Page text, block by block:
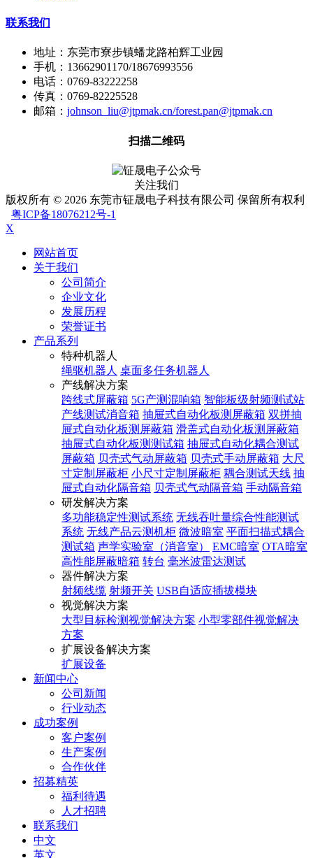
联系我们
地址：东莞市寮步镇蟠龙路柏辉工业园
手机：13662901170/18676993556
电话：0769-83222258
传真：0769-82225528
邮箱： johnson_liu@jtpmak.cn/forest.pan@jtpmak.cn
扫描二维码
关注我们
版权所有 © 2026 东莞市钲晟电子科技有限公司 保留所有权利
粤ICP备18076212号-1
X
网站首页
关于我们
公司简介
企业文化
发展历程
荣誉证书
产品系列
特种机器人
绳驱机器人 桌面多任务机器人
产线解决方案
跨线式屏蔽箱 5G产测混响箱 智能板级射频测试站
产线测试消音箱 抽屉式自动化板测屏蔽箱 双拼抽
屉式自动化板测屏蔽箱 滑盖式自动化板测屏蔽箱
抽屉式自动化板测测试箱 抽屉式自动化耦合测试
屏蔽箱 贝壳式气动屏蔽箱 贝壳式手动屏蔽箱 大尺
寸定制屏蔽柜 小尺寸定制屏蔽柜 耦合测试天线 抽
屉式自动化隔音箱 贝壳式气动隔音箱 手动隔音箱
研发解决方案
多功能稳定性测试系统 无线吞吐量综合性能测试
系统 无线产品云测机柜 微波暗室 平面扫描式耦合
测试箱 声学实验室（消音室） EMC暗室 OTA暗室
高性能屏蔽暗箱 转台 毫米波雷达测试
器件解决方案
射频线缆 射频开关 USB自适应插拔模块
视觉解决方案
大型目标检测视觉解决方案 小型零部件视觉解决
方案
扩展设备解决方案
扩展设备
新闻中心
公司新闻
行业动态
成功案例
客户案例
生产案例
合作伙伴
招募精英
福利待遇
人才招聘
联系我们
中文
英文